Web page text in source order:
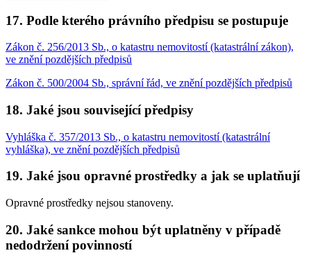
17. Podle kterého právního předpisu se postupuje
Zákon č. 256/2013 Sb., o katastru nemovitostí (katastrální zákon),
ve znění pozdějších předpisů
Zákon č. 500/2004 Sb., správní řád, ve znění pozdějších předpisů
18. Jaké jsou související předpisy
Vyhláška č. 357/2013 Sb., o katastru nemovitostí (katastrální
vyhláška), ve znění pozdějších předpisů
19. Jaké jsou opravné prostředky a jak se uplatňují
Opravné prostředky nejsou stanoveny.
20. Jaké sankce mohou být uplatněny v případě
nedodržení povinností